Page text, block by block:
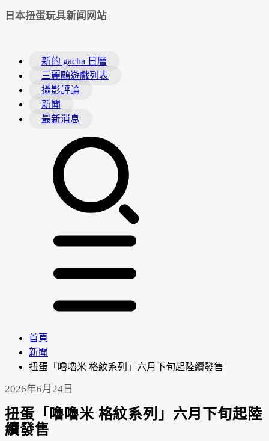
日本扭蛋玩具新闻网站
新的 gacha 日曆
三麗鷗遊戲列表
攝影評論
新聞
最新消息
首頁
新聞
扭蛋「嚕嚕米 格紋系列」六月下旬起陸續發售
2026年6月24日
扭蛋「嚕嚕米 格紋系列」六月下旬起陸
續發售